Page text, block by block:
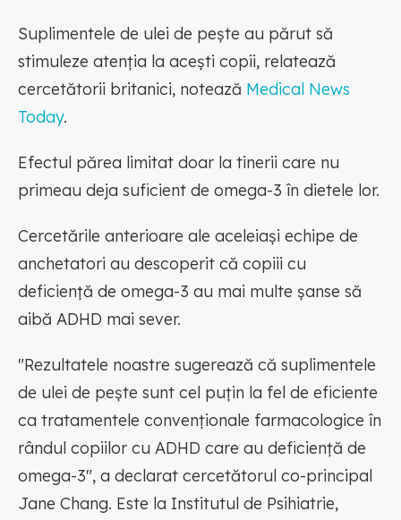
Suplimentele de ulei de pește au părut să
stimuleze atenția la acești copii, relatează
cercetătorii britanici, notează Medical News
Today.
Efectul părea limitat doar la tinerii care nu
primeau deja suficient de omega-3 în dietele lor.
Cercetările anterioare ale aceleiași echipe de
anchetatori au descoperit că copiii cu
deficiență de omega-3 au mai multe șanse să
aibă ADHD mai sever.
"Rezultatele noastre sugerează că suplimentele
de ulei de pește sunt cel puțin la fel de eficiente
ca tratamentele convenționale farmacologice în
rândul copiilor cu ADHD care au deficiență de
omega-3", a declarat cercetătorul co-principal
Jane Chang. Este la Institutul de Psihiatrie,